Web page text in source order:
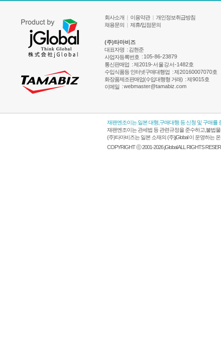
회사소개 이용약관
개인정보취급방침
채용문의
제휴/입점문의
(주)타마비즈
대표자명 : 김현준
사업자등록번호 : 105-86-23879
통신판매업 :제2019-서울강서-1482호
수입식품등 인터넷구매대행업 :제20160007070호
화장품제조판매업(수입대행형 거래) :제9015호
이메일 :webmaster@tamabiz.com
재팬엔조이는 일본 대행,구매대행 등 신청 및 구매
재팬엔조이는 관세법 등 관련규정을 준수하고,불법
(주)타마비즈는 일본 소재의 (주)jGlobal 이 운영하는
COPYRIGHT ⓒ 2001-2026 jGlobal ALL RIGHTS